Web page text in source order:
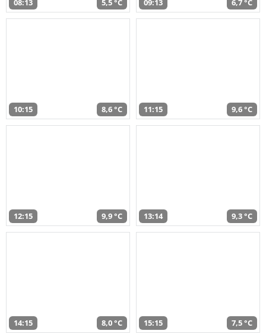
08:13 5,5 °C 09:13 6,7 °C
10:15 8,6 °C 11:15 9,6 °C
12:15 9,9 °C 13:14 9,3 °C
14:15 8,0 °C 15:15 7,5 °C